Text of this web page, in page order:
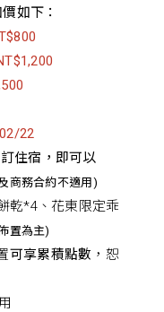
如下：
22
住宿，即可以
商務合約不適用)
乾*4、花東限定乖
置為主)
可享累積點數 ，恕